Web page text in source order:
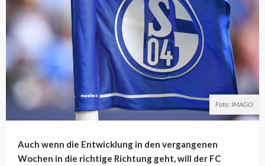
Foto: IMAGO
Auch wenn die Entwicklung in den vergangenen
Wochen in die richtige Richtung geht, will der FC